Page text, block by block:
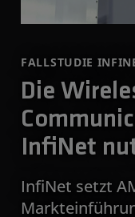
FALLSTUDIE
Die
InfiNet
InfiNet setzt